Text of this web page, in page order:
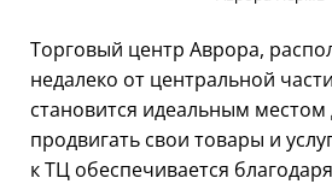
Торговый центр Аврора,
недалеко от центральной
становится идеальным
продвигать свои товары и
к ТЦ обеспечивается